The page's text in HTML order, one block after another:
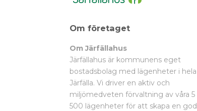
Om företaget
Om Järfällahus
Järfällahus är kommunens eget
bostadsbolag med lägenheter i hela
Järfälla. Vi driver en aktiv och
miljömedveten förvaltning av våra 5
500 lägenheter för att skapa en god